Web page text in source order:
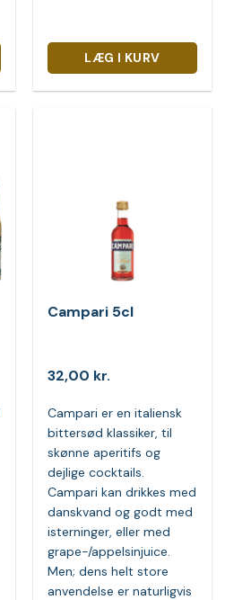
LÆG I KURV
Campari 5cl
32,00 kr.
Campari er en italiensk
bittersød klassiker, til
skønne aperitifs og
dejlige cocktails.
Campari kan drikkes med
danskvand og godt med
isterninger, eller med
grape-/appelsinjuice.
Men; dens helt store
anvendelse er naturligvis